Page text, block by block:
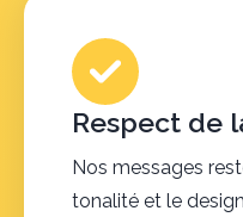
Respect de
Nos messages
tonalité et le